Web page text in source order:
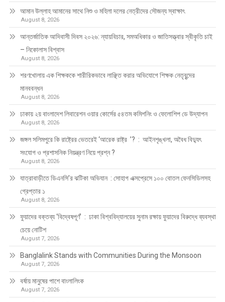
আমান উল্লাহ আমানের সাথে নিশু ও মহিলা দলের নেত্রীদের সৌজন্য স্বাক্ষাৎ
August 8, 2026
আন্তর্জাতিক আদিবাসী দিবস ২০২৬: ন্যায়বিচার, সমঅধিকার ও জাতিসত্ত্বার স্বীকৃতি চাই
– নিকোলাস বিশ্বাস
August 8, 2026
শরণখোলায় এক শিক্ষককে শারীরিকভাবে লাঞ্ছিত করার অভিযোগে শিক্ষক নেতৃবৃন্দের
মানববন্ধন
August 8, 2026
ঢাকায় ২য় বাংলাদেশ লিবারেশন ওয়ার কোর্সের ৫৪তম কমিশনিং ও ফেলোশিপ ডে উদ্‌যাপন
August 8, 2026
জঙ্গল সলিমপুরে কি রাষ্ট্রের ভেতরেই ‘আরেক রাষ্ট্র ’? : আইনশৃঙ্খলা, অবৈধ বিদ্যুৎ
সংযোগ ও প্রশাসনিক নিয়ন্ত্রণ নিয়ে প্রশ্ন ?
August 8, 2026
যাত্রাবাড়ীতে ডিএনসি’র ঝটিকা অভিযান : সোহাগ এক্সপ্রেসে ১০০ বোতল ফেনসিডিলসহ
গ্রেপ্তার ১
August 8, 2026
ফুয়াদের বক্তব্য ‘বিদ্বেষপূর্ণ’ : ঢাকা বিশ্ববিদ্যালয়ের সুনাম রক্ষায় ফুয়াদের বিরুদ্ধে ব্যবস্থা
চেয়ে নোটিশ
August 7, 2026
Banglalink Stands with Communities During the Monsoon
August 7, 2026
বর্ষায় মানুষের পাশে বাংলালিংক
August 7, 2026